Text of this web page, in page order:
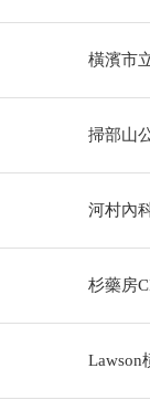
橫濱市
掃部山
河村內
杉藥房
Lawson